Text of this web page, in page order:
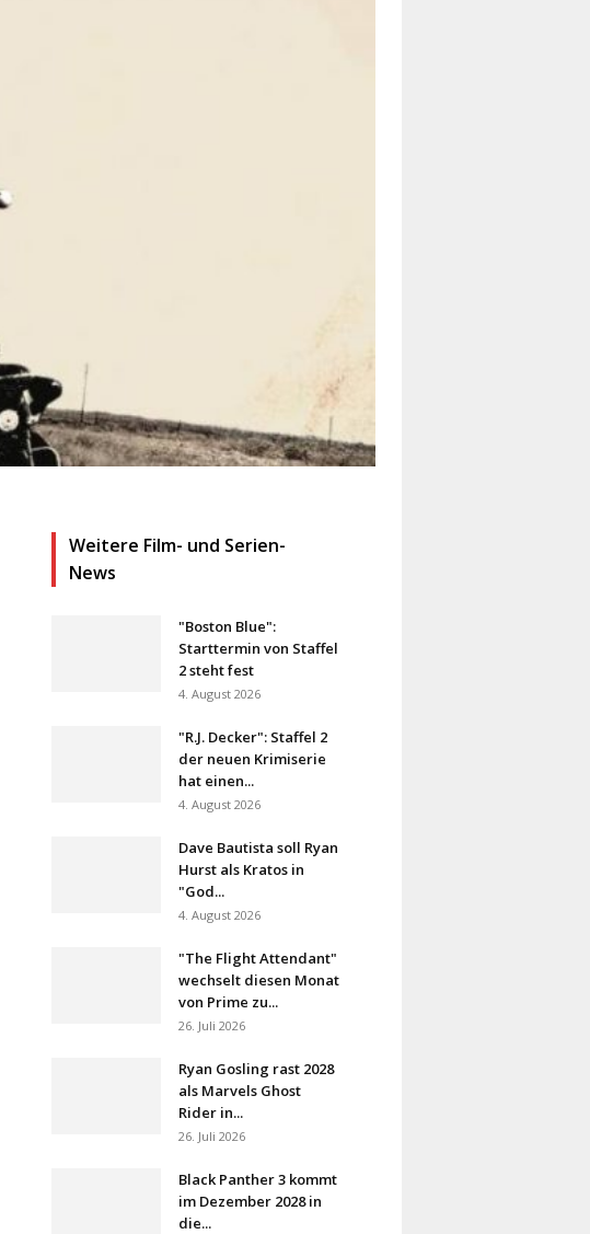
Weitere Film- und Serien-
News
"Boston Blue":
Starttermin von Staffel
2 steht fest
4. August 2026
"R.J. Decker": Staffel 2
der neuen Krimiserie
hat einen...
4. August 2026
Dave Bautista soll Ryan
Hurst als Kratos in
"God...
4. August 2026
"The Flight Attendant"
wechselt diesen Monat
von Prime zu...
26. Juli 2026
Ryan Gosling rast 2028
als Marvels Ghost
Rider in...
26. Juli 2026
Black Panther 3 kommt
im Dezember 2028 in
die...